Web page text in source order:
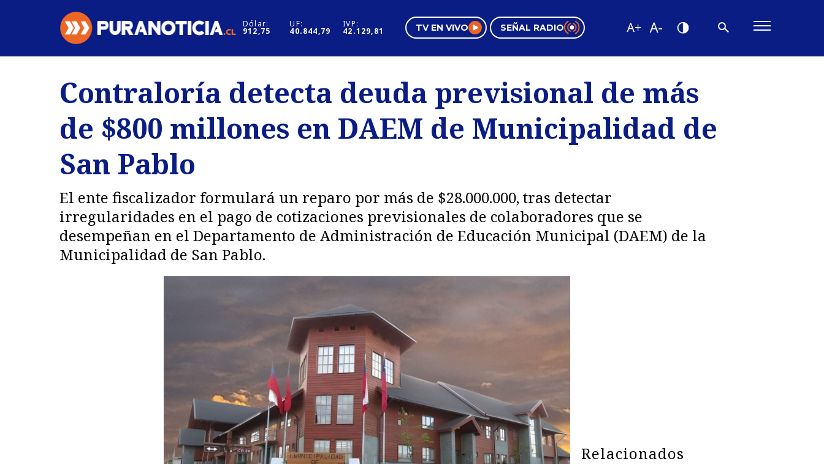
Dólar:
912,75
UF:
40.844,79
IVP:
42.129,81 TV EN VIVO SEÑAL RADIO
Regiones
Deportes
Internacional
Motores
Negocios
Pura Mujer
Tendencias
Videos
Contraloría detecta deuda previsional de más
de $800 millones en DAEM de Municipalidad de
San Pablo
El ente fiscalizador formulará un reparo por más de $28.000.000, tras detectar
irregularidades en el pago de cotizaciones previsionales de colaboradores que se
desempeñan en el Departamento de Administración de Educación Municipal (DAEM) de la
Municipalidad de San Pablo.
Relacionados